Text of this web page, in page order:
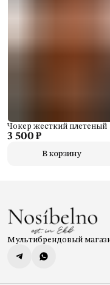
3 500 ₽
Чокер жесткий плетеный
В корзину
Мультибрендовый